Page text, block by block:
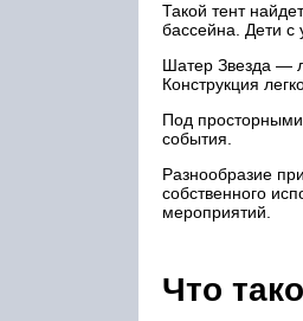
Такой тент
бассейна. Дети с
Шатер Звезда —
Конструкция
Под
события.
Разнообразие
собственного
мероприятий.
Что